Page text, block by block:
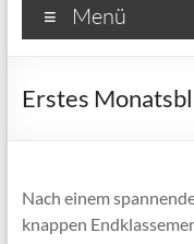
Menü
Erstes
Nach einem
knappen